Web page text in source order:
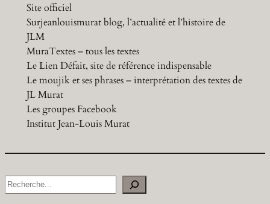
Site officiel
Surjeanlouismurat blog, l’actualité et l’histoire de
JLM
MuraTextes – tous les textes
Le Lien Défait, site de référence indispensable
Le moujik et ses phrases – interprétation des textes de
JL Murat
Les groupes Facebook
Institut Jean-Louis Murat
S